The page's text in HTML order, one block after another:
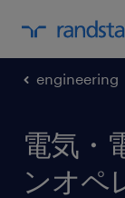
engineering
電気・
ンオペ